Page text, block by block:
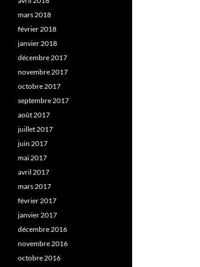
mars 2018
février 2018
janvier 2018
décembre 2017
novembre 2017
octobre 2017
septembre 2017
août 2017
juillet 2017
juin 2017
mai 2017
avril 2017
mars 2017
février 2017
janvier 2017
décembre 2016
novembre 2016
octobre 2016